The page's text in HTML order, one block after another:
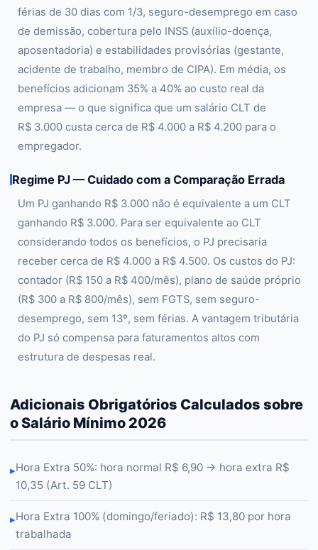
férias de 30 dias com 1/3, seguro-desemprego em caso
de demissão, cobertura pelo INSS (auxílio-doença,
aposentadoria) e estabilidades provisórias (gestante,
acidente de trabalho, membro de CIPA). Em média, os
benefícios adicionam 35% a 40% ao custo real da
empresa — o que significa que um salário CLT de
R$ 3.000 custa cerca de R$ 4.000 a R$ 4.200 para o
empregador.
Regime PJ — Cuidado com a Comparação Errada
Um PJ ganhando R$ 3.000 não é equivalente a um CLT
ganhando R$ 3.000. Para ser equivalente ao CLT
considerando todos os benefícios, o PJ precisaria
receber cerca de R$ 4.000 a R$ 4.500. Os custos do PJ:
contador (R$ 150 a R$ 400/mês), plano de saúde próprio
(R$ 300 a R$ 800/mês), sem FGTS, sem seguro-
desemprego, sem 13º, sem férias. A vantagem tributária
do PJ só compensa para faturamentos altos com
estrutura de despesas real.
Adicionais Obrigatórios Calculados sobre
o Salário Mínimo 2026
▸Hora Extra 50%: hora normal R$ 6,90 → hora extra R$
10,35 (Art. 59 CLT)
▸Hora Extra 100% (domingo/feriado): R$ 13,80 por hora
trabalhada